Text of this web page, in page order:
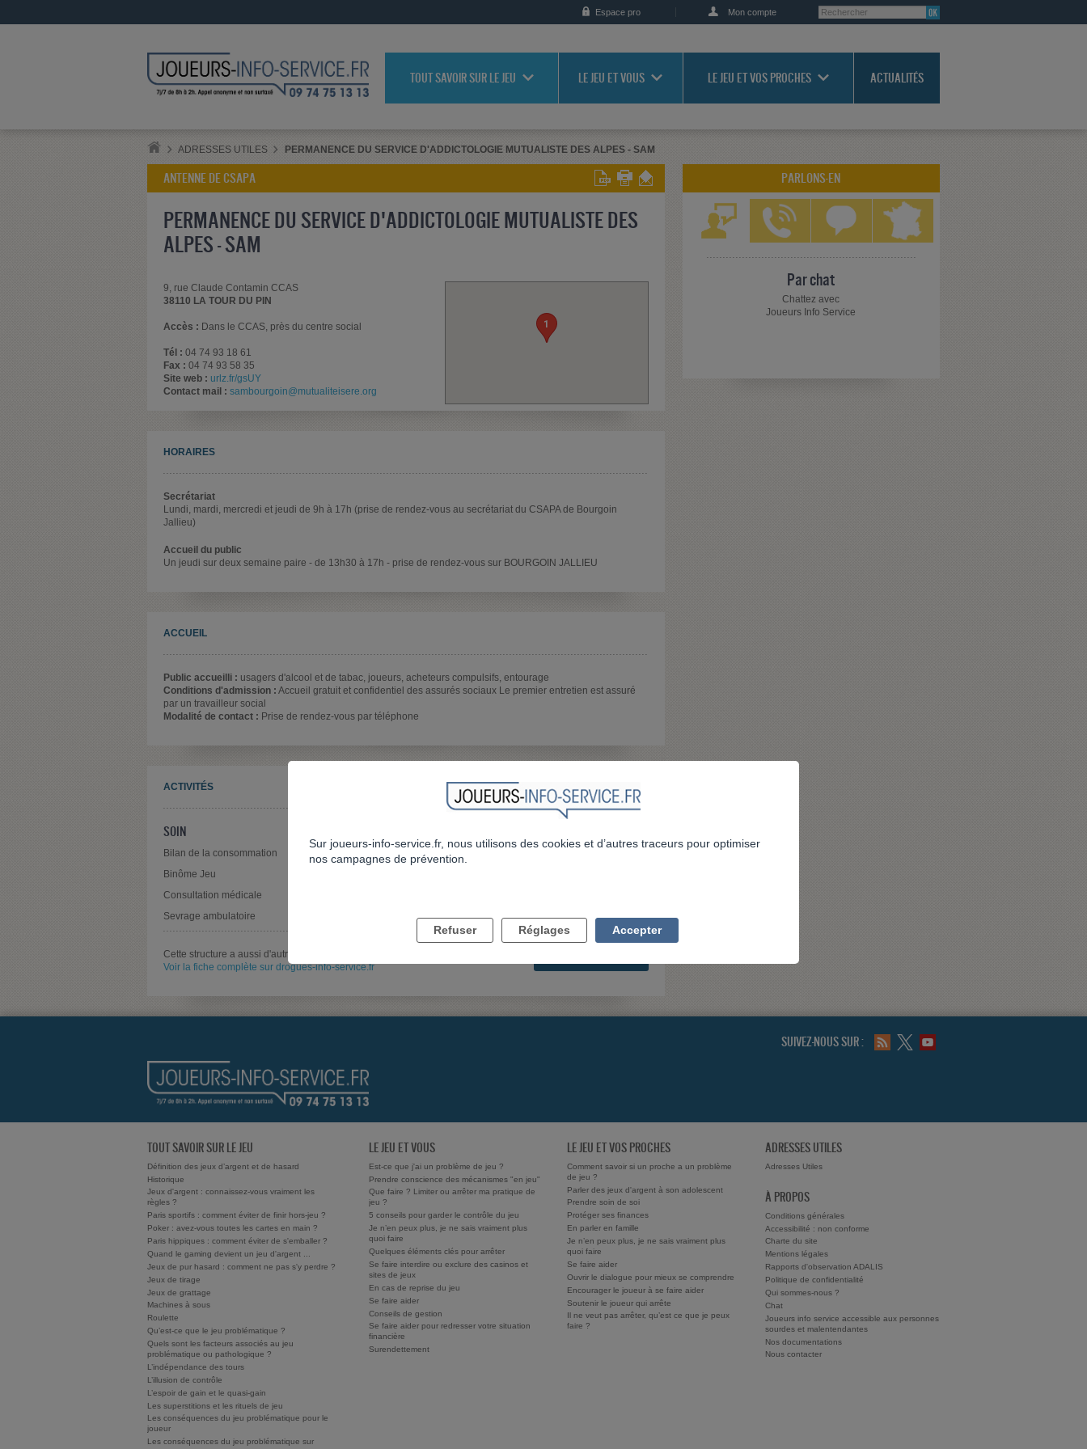
Espace pro Mon compte
TOUT SAVOIR SUR LE JEU LE JEU ET VOUS LE JEU ET VOS PROCHES ACTUALITÉS
ADRESSES UTILES PERMANENCE DU SERVICE D'ADDICTOLOGIE MUTUALISTE DES ALPES - SAM
ANTENNE DE CSAPA
PERMANENCE DU SERVICE D'ADDICTOLOGIE MUTUALISTE DES
ALPES - SAM
1
9, rue Claude Contamin CCAS
38110 LA TOUR DU PIN
Accès : Dans le CCAS, près du centre social
Tél : 04 74 93 18 61
Fax : 04 74 93 58 35
Site web : urlz.fr/gsUY
Contact mail : sambourgoin@mutualiteisere.org
HORAIRES
Secrétariat
Lundi, mardi, mercredi et jeudi de 9h à 17h (prise de rendez-vous au secrétariat du CSAPA de Bourgoin
Jallieu)
Accueil du public
Un jeudi sur deux semaine paire - de 13h30 à 17h - prise de rendez-vous sur BOURGOIN JALLIEU
ACCUEIL
Public accueilli : usagers d'alcool et de tabac, joueurs, acheteurs compulsifs, entourage
Conditions d'admission : Accueil gratuit et confidentiel des assurés sociaux Le premier entretien est assuré
par un travailleur social
Modalité de contact : Prise de rendez-vous par téléphone
ACTIVITÉS
SOIN
Bilan de la consommation
Binôme Jeu
Consultation médicale
Sevrage ambulatoire
Suivi socio-éducatif
Cette structure a aussi d'autres activités pour d'autres publics.
Voir la fiche complète sur drogues-info-service.fr
PARLONS-EN
Par chat
Chattez avec
Joueurs Info Service
SUIVEZ-NOUS SUR :
TOUT SAVOIR SUR LE JEU
Définition des jeux d’argent et de hasard
Historique
Jeux d'argent : connaissez-vous vraiment les
règles ?
Paris sportifs : comment éviter de finir hors-jeu ?
Poker : avez-vous toutes les cartes en main ?
Paris hippiques : comment éviter de s'emballer ?
Quand le gaming devient un jeu d'argent ...
Jeux de pur hasard : comment ne pas s'y perdre ?
Jeux de tirage
Jeux de grattage
Machines à sous
Roulette
Qu’est-ce que le jeu problématique ?
Quels sont les facteurs associés au jeu
problématique ou pathologique ?
L’indépendance des tours
L’illusion de contrôle
L’espoir de gain et le quasi-gain
Les superstitions et les rituels de jeu
Les conséquences du jeu problématique pour le
joueur
Les conséquences du jeu problématique sur
LE JEU ET VOUS
Est-ce que j'ai un problème de jeu ?
Prendre conscience des mécanismes "en jeu"
Que faire ? Limiter ou arrêter ma pratique de
jeu ?
5 conseils pour garder le contrôle du jeu
Je n’en peux plus, je ne sais vraiment plus
quoi faire
Quelques éléments clés pour arrêter
Se faire interdire ou exclure des casinos et
sites de jeux
En cas de reprise du jeu
Se faire aider
Conseils de gestion
Se faire aider pour redresser votre situation
financière
Surendettement
LE JEU ET VOS PROCHES
Comment savoir si un proche a un problème
de jeu ?
Parler des jeux d'argent à son adolescent
Prendre soin de soi
Protéger ses finances
En parler en famille
Je n’en peux plus, je ne sais vraiment plus
quoi faire
Se faire aider
Ouvrir le dialogue pour mieux se comprendre
Encourager le joueur à se faire aider
Soutenir le joueur qui arrête
Il ne veut pas arrêter, qu’est ce que je peux
faire ?
ADRESSES UTILES
Adresses Utiles
À PROPOS
Conditions générales
Accessibilité : non conforme
Charte du site
Mentions légales
Rapports d'observation ADALIS
Politique de confidentialité
Qui sommes-nous ?
Chat
Joueurs info service accessible aux personnes
sourdes et malentendantes
Nos documentations
Nous contacter
Sur joueurs-info-service.fr, nous utilisons des cookies et d’autres traceurs pour optimiser
nos campagnes de prévention.
Refuser Réglages Accepter